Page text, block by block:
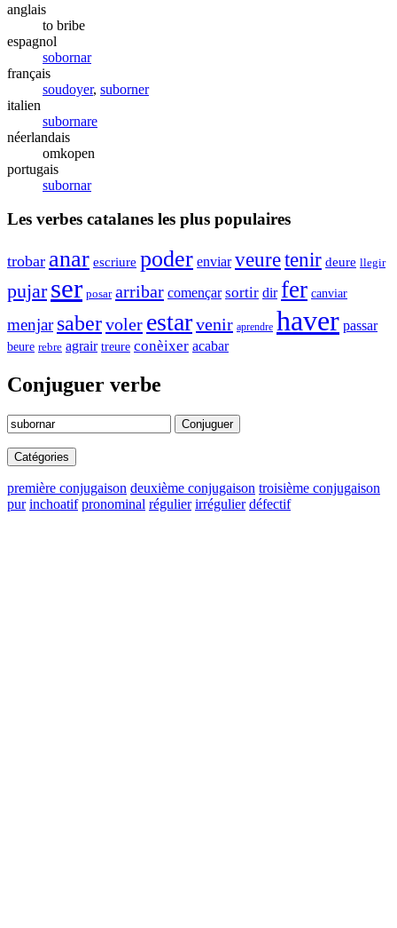
anglais
to bribe
espagnol
sobornar
français
soudoyer, suborner
italien
subornare
néerlandais
omkopen
portugais
subornar
Les verbes catalanes les plus populaires
trobar anar escriure poder enviar veuretenir deure llegir
pujar ser posar arribar començar sortir dir fer canviar
menjar sabervoler estarvenir aprendre haver passar
beure rebre agrair treure conèixer acabar
Conjuguer verbe
Conjuguer
Catégories
première conjugaison deuxième conjugaison troisième conjugaison
pur inchoatif pronominal régulier irrégulier défectif